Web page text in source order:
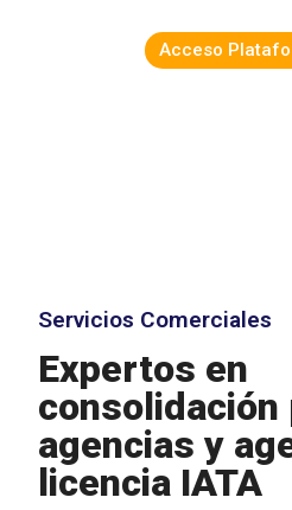
Acceso
Servicios Comerciales
Expertos en
consolidación
agencias y
licencia IATA